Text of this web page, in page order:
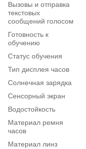
Вызовы и отправка
текстовых
сообщений голосом
Готовность к
обучению
Статус обучения
Тип дисплея часов
Солнечная зарядка
Сенсорный экран
Водостойкость
Материал ремня
часов
Материал линз